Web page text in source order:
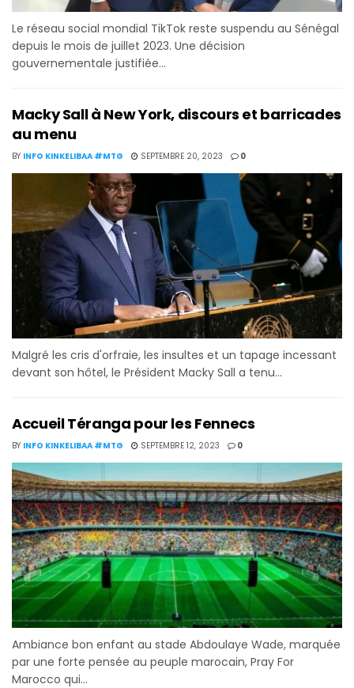
Le réseau social mondial TikTok reste suspendu au Sénégal
depuis le mois de juillet 2023. Une décision
gouvernementale justifiée...
Macky Sall à New York, discours et barricades
au menu
BY INFO KINKELIBAA #MTG SEPTEMBRE 20, 2023 0
Malgré les cris d'orfraie, les insultes et un tapage incessant
devant son hôtel, le Président Macky Sall a tenu...
Accueil Téranga pour les Fennecs
BY INFO KINKELIBAA #MTG SEPTEMBRE 12, 2023 0
Ambiance bon enfant au stade Abdoulaye Wade, marquée
par une forte pensée au peuple marocain, Pray For
Marocco qui...